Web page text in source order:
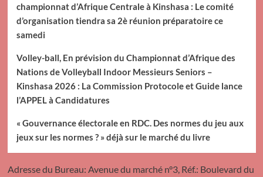
championnat d’Afrique Centrale à Kinshasa : Le comité
d’organisation tiendra sa 2è réunion préparatoire ce
samedi
Volley-ball, En prévision du Championnat d’Afrique des
Nations de Volleyball Indoor Messieurs Seniors –
Kinshasa 2026 : La Commission Protocole et Guide lance
l’APPEL à Candidatures
« Gouvernance électorale en RDC. Des normes du jeu aux
jeux sur les normes ? » déjà sur le marché du livre
Adresse du Bureau: Avenue du marché n°3, Réf.: Boulevard du